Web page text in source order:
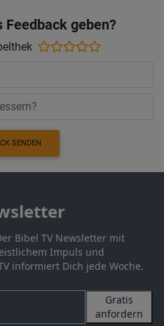
geben?
SENDEN
Bibel TV Newsletter mit
Impuls und
informiert Dich jede Woche.
Gratis
anfordern